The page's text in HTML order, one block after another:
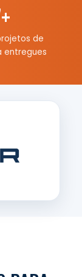
+
de
entregues